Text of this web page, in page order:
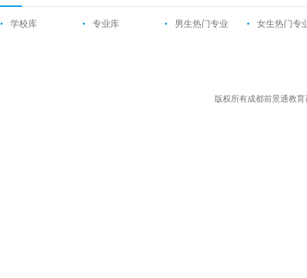
• 学校库 • 专业库 • 男生热门专业 • 女生热门专
版权所有成都前景通教